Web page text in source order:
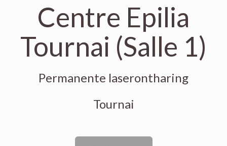
Centre Epilia
Tournai (Salle 1)
Permanente laserontharing
Tournai